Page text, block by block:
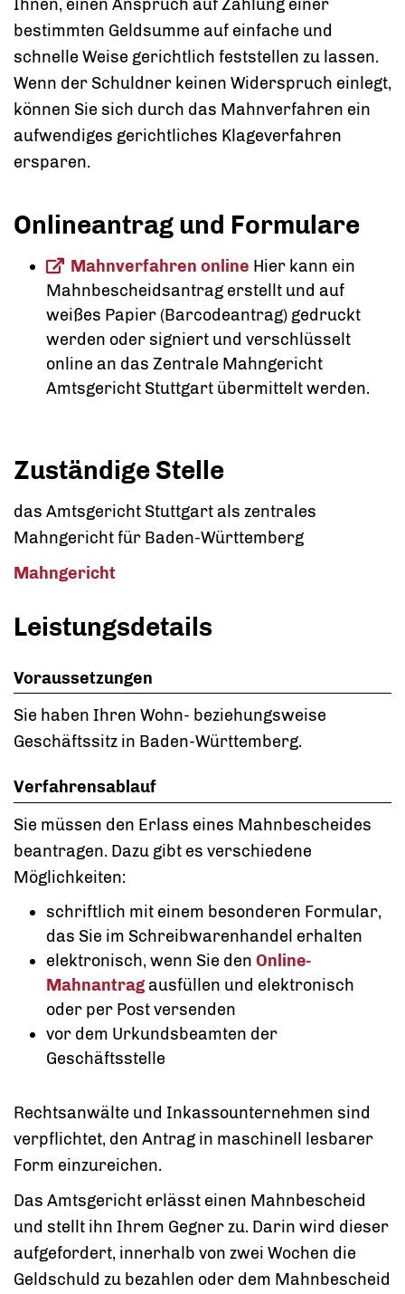
Ihnen, einen Anspruch auf Zahlung einer
bestimmten Geldsumme auf einfache und
schnelle Weise gerichtlich feststellen zu lassen.
Wenn der Schuldner keinen Widerspruch einlegt,
können Sie sich durch das Mahnverfahren ein
aufwendiges gerichtliches Klageverfahren
ersparen.
Onlineantrag und Formulare
Mahnverfahren online Hier kann ein
Mahnbescheidsantrag erstellt und auf
weißes Papier (Barcodeantrag) gedruckt
werden oder signiert und verschlüsselt
online an das Zentrale Mahngericht
Amtsgericht Stuttgart übermittelt werden.
Zuständige Stelle
das Amtsgericht Stuttgart als zentrales
Mahngericht für Baden-Württemberg
Mahngericht
Leistungsdetails
Voraussetzungen
Sie haben Ihren Wohn- beziehungsweise
Geschäftssitz in Baden-Württemberg.
Verfahrensablauf
Sie müssen den Erlass eines Mahnbescheides
beantragen. Dazu gibt es verschiedene
Möglichkeiten:
schriftlich mit einem besonderen Formular,
das Sie im Schreibwarenhandel erhalten
elektronisch, wenn Sie den Online-
Mahnantrag ausfüllen und elektronisch
oder per Post versenden
vor dem Urkundsbeamten der
Geschäftsstelle
Rechtsanwälte und Inkassounternehmen sind
verpflichtet, den Antrag in maschinell lesbarer
Form einzureichen.
Das Amtsgericht erlässt einen Mahnbescheid
und stellt ihn Ihrem Gegner zu. Darin wird dieser
aufgefordert, innerhalb von zwei Wochen die
Geldschuld zu bezahlen oder dem Mahnbescheid